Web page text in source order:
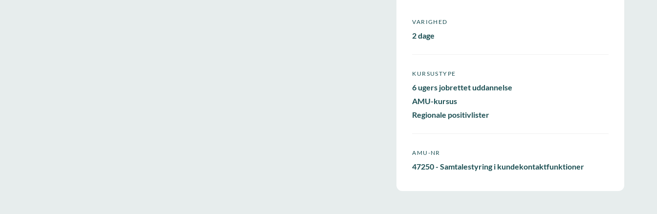
VARIGHED
2 dage
KURSUSTYPE
6 ugers jobrettet uddannelse
AMU-kursus
Regionale positivlister
AMU-NR
47250 - Samtalestyring i kundekontaktfunktioner